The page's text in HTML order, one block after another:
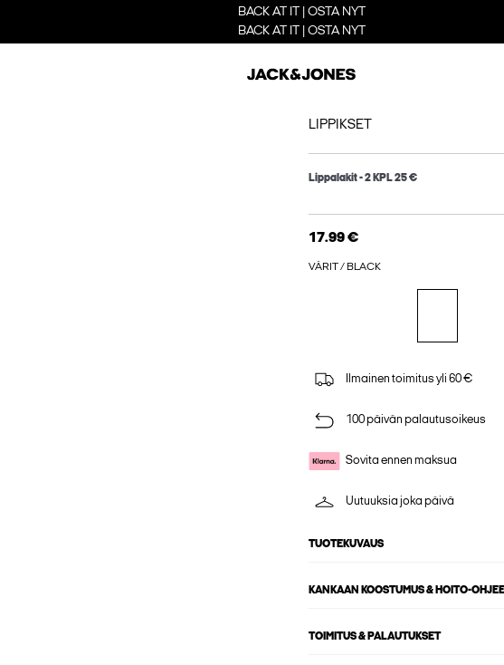
BACK AT IT | OSTA NYT
BACK AT IT | OSTA NYT
LIPPIKSET
Lippalakit - 2 KPL 25 €
17.99 €
VÄRIT / BLACK
Ilmainen toimitus yli 60 €
100 päivän palautusoikeus
Sovita ennen maksua
Uutuuksia joka päivä
TUOTEKUVAUS
KANKAAN KOOSTUMUS & HOITO-
TOIMITUS & PALAUTUKSET